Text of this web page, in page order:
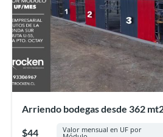
Arriendo bodegas desde 362
$44 Valor mensual en UF por